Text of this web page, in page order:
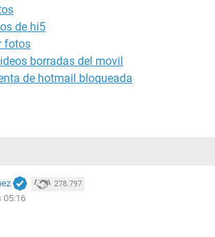
de hi5
fotos
borradas del movil
de hotmail bloqueada
278.797
05:16